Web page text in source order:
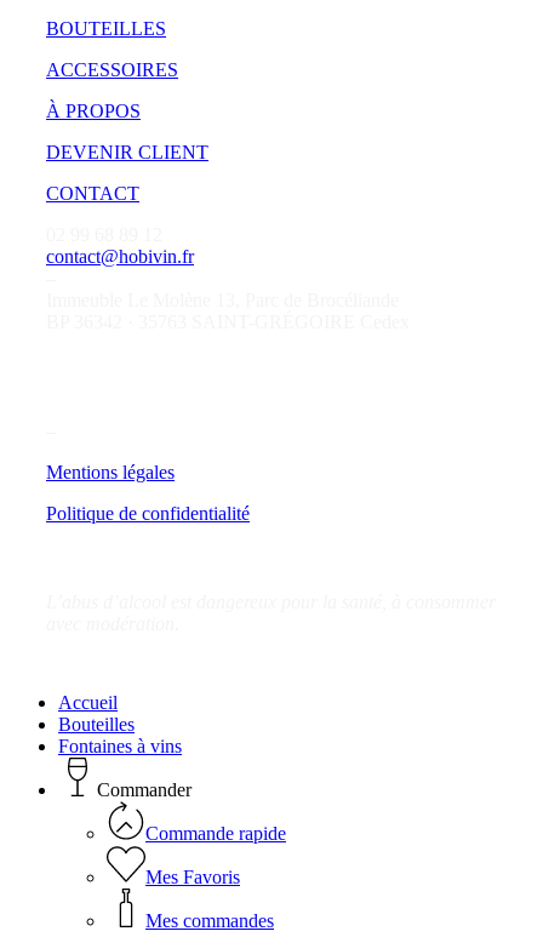
BOUTEILLES
ACCESSOIRES
À PROPOS
DEVENIR CLIENT
CONTACT
contact@hobivin.fr
Mentions légales
Politique de confidentialité
Close
Menu
Accueil
Bouteilles
Fontaines à vins
Commander
Commande rapide
Mes Favoris
Mes commandes